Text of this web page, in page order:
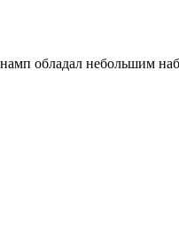
обладал небольшим